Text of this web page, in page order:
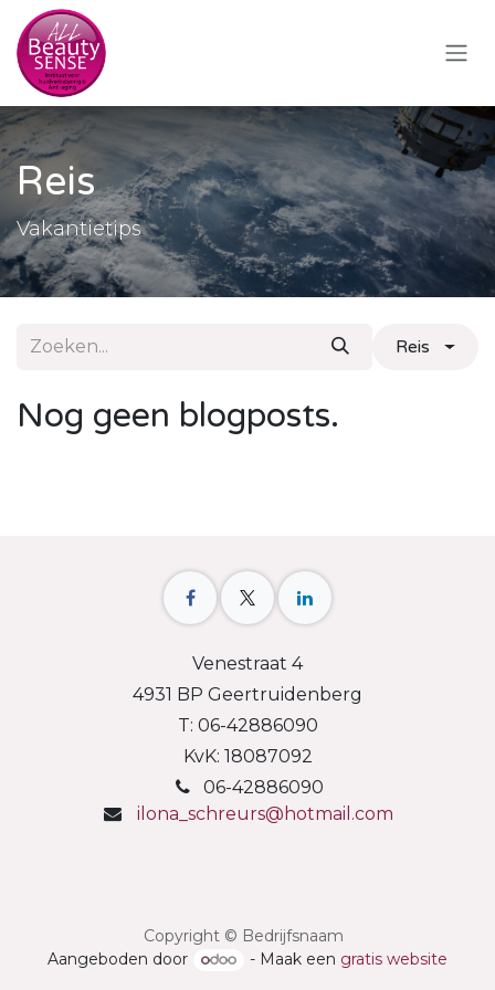
Overslaan naar inhoud
Reis
Vakantietips
Reis
Nog geen blogposts.
Venestraat 4
4931 BP Geertruidenberg
T: 06-42886090
KvK: 18087092
06-42886090
ilona_schreurs@hotmail.com
Copyright © Bedrijfsnaam
Aangeboden door
- Maak een gratis website